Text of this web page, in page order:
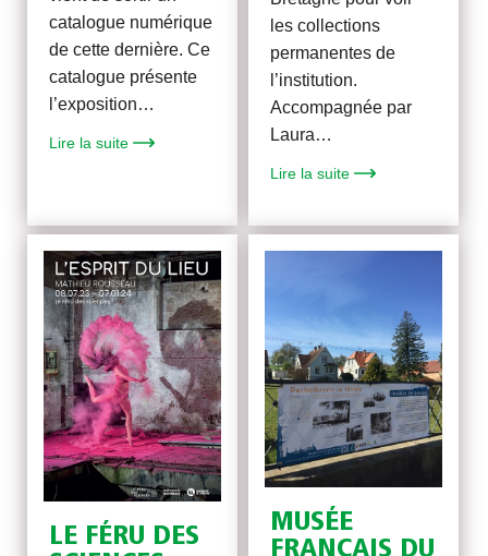
catalogue numérique
de cette dernière. Ce
catalogue présente
l’exposition…
Lire la suite
les collections
permanentes de
l’institution.
Accompagnée par
Laura…
Lire la suite
LE FÉRU DES
MUSÉE
FRANÇAIS DU